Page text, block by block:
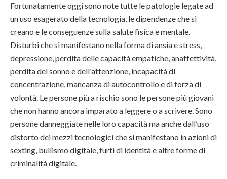
Fortunatamente oggi sono note tutte le patologie legate ad
un uso esagerato della tecnologia, le dipendenze che si
creano e le conseguenze sulla salute fisica e mentale.
Disturbi che si manifestano nella forma di ansia e stress,
depressione, perdita delle capacità empatiche, anaffettività,
perdita del sonno e dell'attenzione, incapacità di
concentrazione, mancanza di autocontrollo e di forza di
volontà. Le persone più a rischio sono le persone più giovani
che non hanno ancora imparato a leggere o a scrivere. Sono
persone danneggiate nelle loro capacità ma anche dall’uso
distorto dei mezzi tecnologici che si manifestano in azioni di
sexting, bullismo digitale, furti di identità e altre forme di
criminalità digitale.